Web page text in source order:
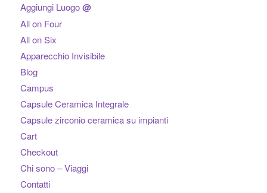
Aggiungi Luogo@
All on Four
All on Six
Apparecchio Invisibile
Blog
Campus
Capsule Ceramica Integrale
Capsule zirconio ceramica su impianti
Cart
Checkout
Chi sono – Viaggi
Contatti